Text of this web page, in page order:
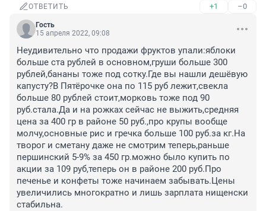
ОТВЕТИТЬ +1 –0
Гость
15 апреля 2022, 09:08
Неудивительно что продажи фруктов упали:яблоки
больше ста рублей в основном,груши больше 300
рублей,бананы тоже под сотку.Где вы нашли дешёвую
капусту?В Пятёрочке она по 115 руб лежит,свекла
больше 80 рублей стоит,морковь тоже под 90
руб.стала.Да и на рожках сейчас не выжить,средняя
цена за 400 гр в районе 50 руб.,про крупы вообще
молчу,основные рис и гречка больше 100 руб.за кг.На
творог и сметану даже не смотрим теперь,раньше
першинский 5-9% за 450 гр.можно было купить по
акции за 109 руб,теперь он в районе 200 руб.Про
печенье и конфеты тоже начинаем забывать.Цены
увеличились многократно и лишь зарплата нищенски
стабильна.